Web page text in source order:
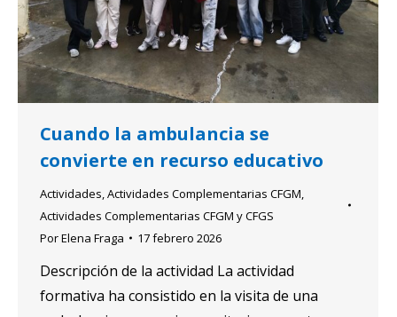
Cuando la ambulancia se
convierte en recurso educativo
Actividades Actividades Complementarias CFGM
Actividades Complementarias CFGM y CFGS
PorElena Fraga 17 febrero 2026
Descripción de la actividad La actividad
formativa ha consistido en la visita de una